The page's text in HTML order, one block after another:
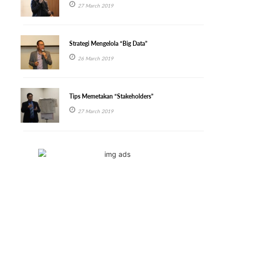
27 March 2019
Strategi Mengelola “Big Data”
26 March 2019
Tips Memetakan “Stakeholders”
27 March 2019